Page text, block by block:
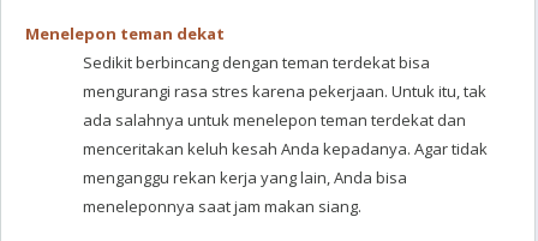
Menelepon teman dekat
Sedikit berbincang dengan teman terdekat bisa
mengurangi rasa stres karena pekerjaan. Untuk itu, tak
ada salahnya untuk menelepon teman terdekat dan
menceritakan keluh kesah Anda kepadanya. Agar tidak
menganggu rekan kerja yang lain, Anda bisa
meneleponnya saat jam makan siang.